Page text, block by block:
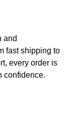
and
fast shipping to
every order is
confidence.